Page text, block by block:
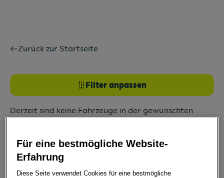
Zurück zur Startseite
Filter anpassen
Derzeit sind keine Fahrzeuge in der gewünschten
Kombination vorhanden. Versuchen Sie es erneut mit
Audi Audi A5 Cabriolet
Für eine bestmögliche Website-
Erfahrung
Diese Seite verwendet Cookies für eine bestmögliche